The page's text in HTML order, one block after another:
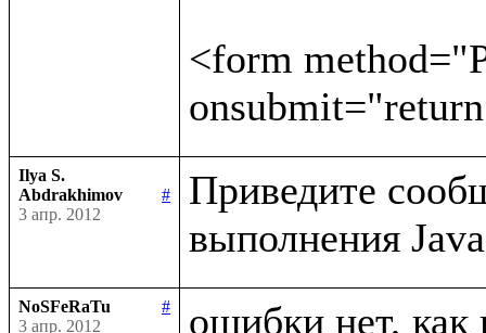
<form
Ilya S.
Abdrakhimov
#
3 апр. 2012
Приведите
NoSFeRaTu
#
3 апр. 2012
ошибки нет,